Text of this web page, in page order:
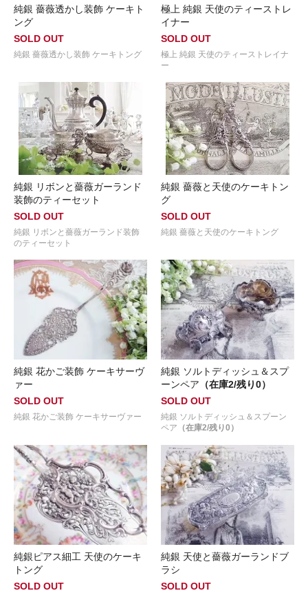
純銀 薔薇透かし装飾 ケーキト
ング
SOLD OUT
純銀 薔薇透かし装飾 ケーキトング
極上 純銀 天使のティーストレ
イナー
SOLD OUT
極上 純銀 天使のティーストレイナ
ー
純銀 リボンと薔薇ガーランド
装飾のティーセット
SOLD OUT
純銀 リボンと薔薇ガーランド装飾
のティーセット
純銀 薔薇と天使のケーキトン
グ
SOLD OUT
純銀 薔薇と天使のケーキトング
純銀 花かご装飾 ケーキサーヴ
ァー
SOLD OUT
純銀 花かご装飾 ケーキサーヴァー
純銀 ソルトディッシュ＆スプ
ーンペア （在庫2/残り0）
SOLD OUT
純銀 ソルトディッシュ＆スプーン
ペア （在庫2/残り0）
純銀ピアス細工 天使のケーキ
トング
SOLD OUT
純銀 天使と薔薇ガーランドブ
ラシ
SOLD OUT